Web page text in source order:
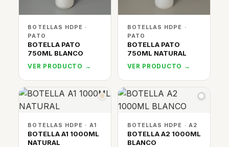
BOTELLAS HDPE ·
PATO
BOTELLA PATO
750ML BLANCO
VER PRODUCTO →
BOTELLAS HDPE ·
PATO
BOTELLA PATO
750ML NATURAL
VER PRODUCTO →
BOTELLAS HDPE · A1
BOTELLA A1 1000ML
NATURAL
BOTELLAS HDPE · A2
BOTELLA A2 1000ML
BLANCO